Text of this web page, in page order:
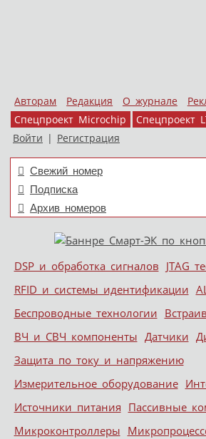
Авторам Редакция О журнале
Спецпроект Microchip
Спецпроект
Войти | Регистрация
Свежий номер
Подписка
Архив номеров
Меню
Skip to content
DSP и обработка сигналов JTAG
RFID и системы идентификации
Беспроводные технологии
ВЧ и СВЧ компоненты Датчики
Защита по току и напряжению
Измерительное оборудование
Источники питания Пассивные
Микроконтроллеры